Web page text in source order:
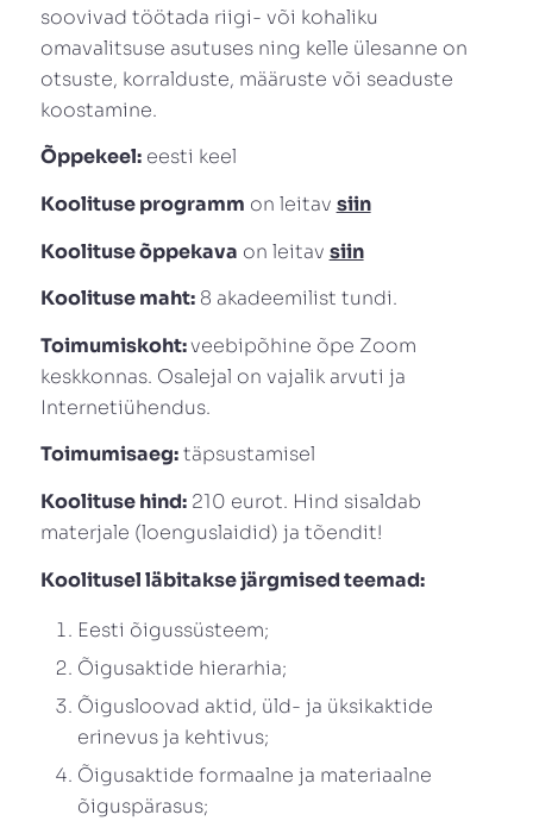
soovivad töötada riigi- või kohaliku
omavalitsuse asutuses ning kelle ülesanne on
otsuste, korralduste, määruste või seaduste
koostamine.
Õppekeel:eesti keel
Koolituse programm on leitav siin
Koolituse õppekava on leitav siin
Koolituse maht:8 akadeemilist tundi.
Toimumiskoht:veebipõhine õpe Zoom
keskkonnas. Osalejal on vajalik arvuti ja
Internetiühendus.
Toimumisaeg:täpsustamisel
Koolituse hind:210 eurot. Hind sisaldab
materjale (loenguslaidid) ja tõendit!
Koolitusel läbitakse järgmised teemad:
Eesti õigussüsteem;
Õigusaktide hierarhia;
Õigusloovad aktid, üld- ja üksikaktide
erinevus ja kehtivus;
Õigusaktide formaalne ja materiaalne
õiguspärasus;